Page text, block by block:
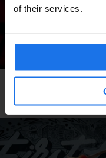
of their services.
Grupos
LO QUE